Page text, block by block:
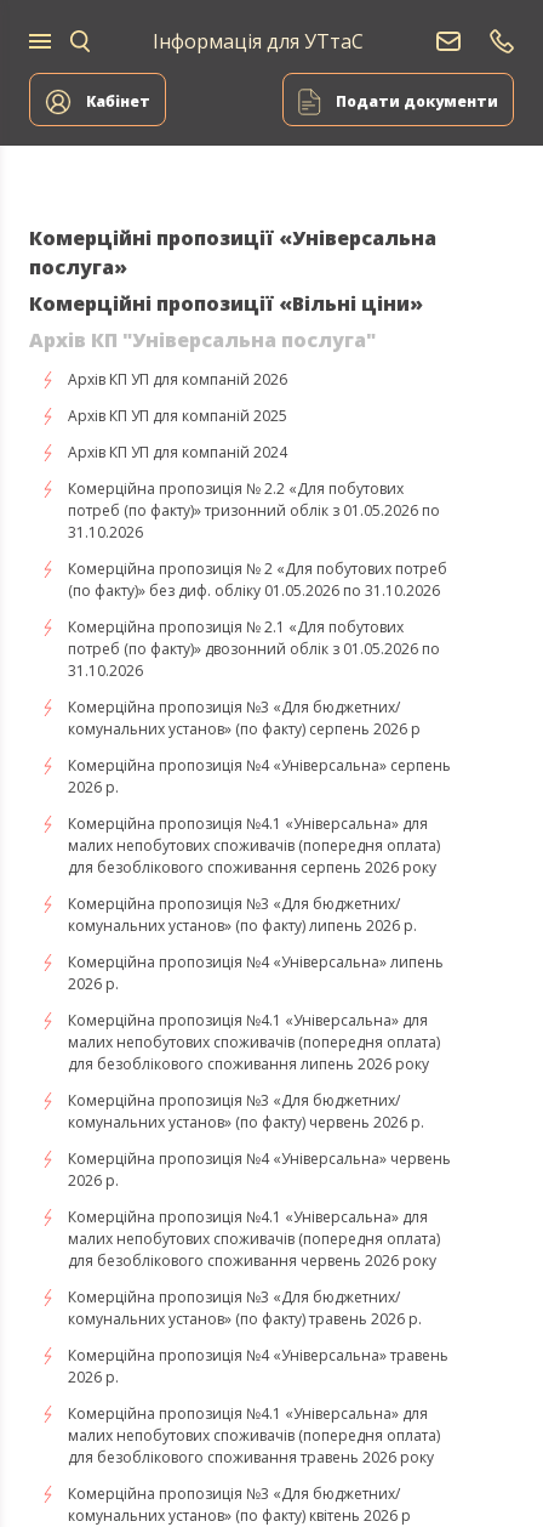
Кабінет Подати документи
Інформація для УТтаС
дому
компаній
Постачання
природного
газу
Комерційні пропозиції «Універсальна
послуга»
Комерційні пропозиції «Вільні ціни»
Архів КП "Універсальна послуга"
Архів КП УП для компаній 2026
Архів КП УП для компаній 2025
Архів КП УП для компаній 2024
Комерційна пропозиція № 2.2 «Для побутових
потреб (по факту)» тризонний облік з 01.05.2026 по
31.10.2026
Комерційна пропозиція № 2 «Для побутових потреб
(по факту)» без диф. обліку 01.05.2026 по 31.10.2026
Комерційна пропозиція № 2.1 «Для побутових
потреб (по факту)» двозонний облік з 01.05.2026 по
31.10.2026
Комерційна пропозиція №3 «Для бюджетних/
комунальних установ» (по факту) серпень 2026 р
Комерційна пропозиція №4 «Універсальна» серпень
2026 р.
Комерційна пропозиція №4.1 «Універсальна» для
малих непобутових споживачів (попередня оплата)
для безоблікового споживання серпень 2026 року
Комерційна пропозиція №3 «Для бюджетних/
комунальних установ» (по факту) липень 2026 р.
Комерційна пропозиція №4 «Універсальна» липень
2026 р.
Комерційна пропозиція №4.1 «Універсальна» для
малих непобутових споживачів (попередня оплата)
для безоблікового споживання липень 2026 року
Комерційна пропозиція №3 «Для бюджетних/
комунальних установ» (по факту) червень 2026 р.
Комерційна пропозиція №4 «Універсальна» червень
2026 р.
Комерційна пропозиція №4.1 «Універсальна» для
малих непобутових споживачів (попередня оплата)
для безоблікового споживання червень 2026 року
Комерційна пропозиція №3 «Для бюджетних/
комунальних установ» (по факту) травень 2026 р.
Комерційна пропозиція №4 «Універсальна» травень
2026 р.
Комерційна пропозиція №4.1 «Універсальна» для
малих непобутових споживачів (попередня оплата)
для безоблікового споживання травень 2026 року
Комерційна пропозиція №3 «Для бюджетних/
комунальних установ» (по факту) квітень 2026 р